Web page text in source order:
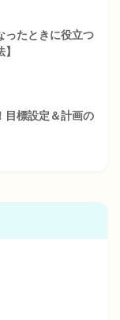
ったときに役立つ
目標設定＆計画の